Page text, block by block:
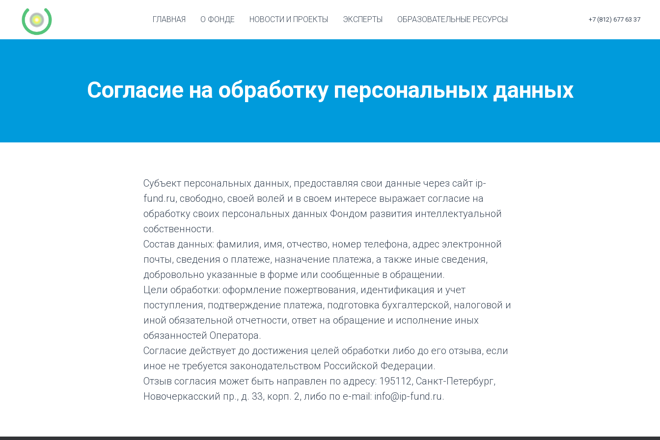
ГЛАВНАЯ О ФОНДЕ НОВОСТИ И ПРОЕКТЫ ЭКСПЕРТЫ ОБРАЗОВАТЕЛЬНЫЕ РЕСУРСЫ +7 (812) 677 63 37
Согласие на обработку персональных данных
Субъект персональных данных, предоставляя свои данные через сайт ip-
fund.ru, свободно, своей волей и в своем интересе выражает согласие на
обработку своих персональных данных Фондом развития интеллектуальной
собственности.
Состав данных: фамилия, имя, отчество, номер телефона, адрес электронной
почты, сведения о платеже, назначение платежа, а также иные сведения,
добровольно указанные в форме или сообщенные в обращении.
Цели обработки: оформление пожертвования, идентификация и учет
поступления, подтверждение платежа, подготовка бухгалтерской, налоговой и
иной обязательной отчетности, ответ на обращение и исполнение иных
обязанностей Оператора.
Согласие действует до достижения целей обработки либо до его отзыва, если
иное не требуется законодательством Российской Федерации.
Отзыв согласия может быть направлен по адресу: 195112, Санкт-Петербург,
Новочеркасский пр., д. 33, корп. 2, либо по e-mail: info@ip-fund.ru.